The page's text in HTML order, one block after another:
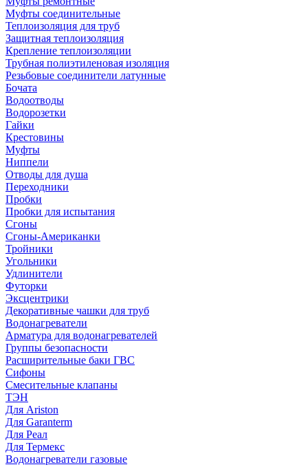
Муфты соединительные
Теплоизоляция для труб
Защитная теплоизоляция
Крепление теплоизоляции
Трубная полиэтиленовая изоляция
Резьбовые соединители латунные
Бочата
Водоотводы
Водорозетки
Гайки
Крестовины
Муфты
Ниппели
Отводы для душа
Переходники
Пробки
Пробки для испытания
Сгоны
Сгоны-Американки
Тройники
Угольники
Удлинители
Футорки
Эксцентрики
Декоративные чашки для труб
Водонагреватели
Арматура для водонагревателей
Группы безопасности
Расширительные баки ГВС
Сифоны
Смесительные клапаны
ТЭН
Для Ariston
Для Garanterm
Для Реал
Для Термекс
Водонагреватели газовые